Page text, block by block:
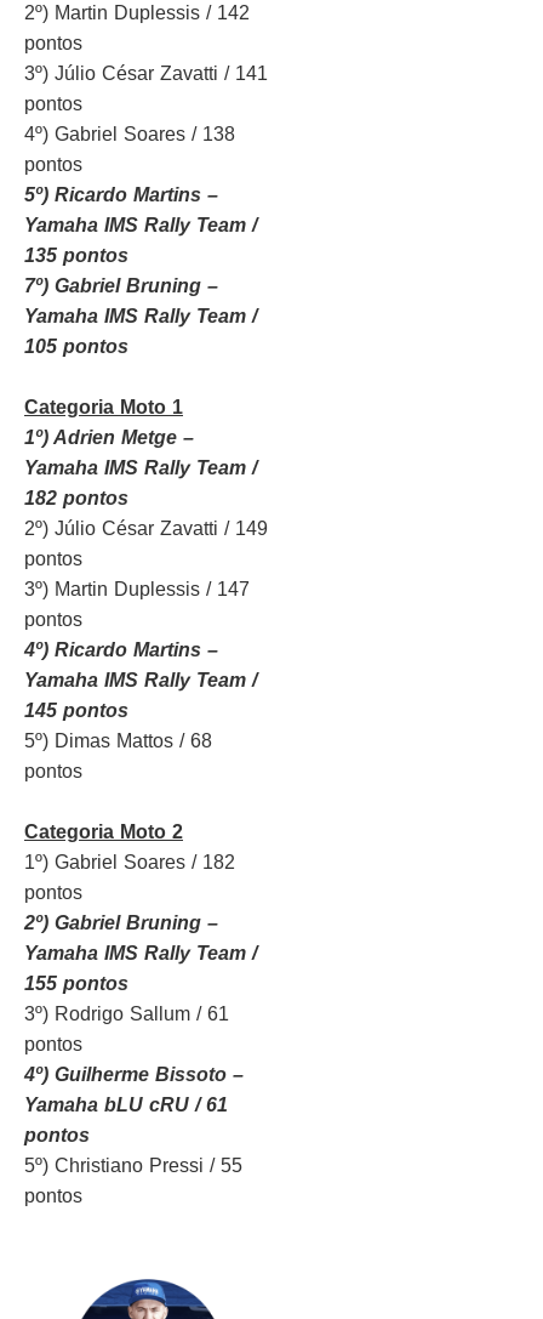
2º) Martin Duplessis / 142
pontos
3º) Júlio César Zavatti / 141
pontos
4º) Gabriel Soares / 138
pontos
5º) Ricardo Martins –
Yamaha IMS Rally Team /
135 pontos
7º) Gabriel Bruning –
Yamaha IMS Rally Team /
105 pontos
Categoria Moto 1
1º) Adrien Metge –
Yamaha IMS Rally Team /
182 pontos
2º) Júlio César Zavatti / 149
pontos
3º) Martin Duplessis / 147
pontos
4º) Ricardo Martins –
Yamaha IMS Rally Team /
145 pontos
5º) Dimas Mattos / 68
pontos
Categoria Moto 2
1º) Gabriel Soares / 182
pontos
2º) Gabriel Bruning –
Yamaha IMS Rally Team /
155 pontos
3º) Rodrigo Sallum / 61
pontos
4º) Guilherme Bissoto –
Yamaha bLU cRU / 61
pontos
5º) Christiano Pressi / 55
pontos